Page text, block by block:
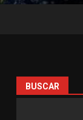
BUSCAR